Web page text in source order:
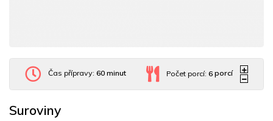
Čas přípravy: 60 minut Počet porcí:6 porcí
Suroviny